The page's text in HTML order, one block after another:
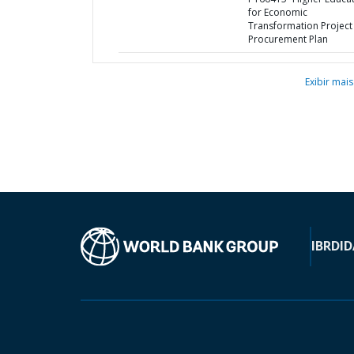
for Economic
Transformation Project
Procurement Plan
Exibir mais
IBRD